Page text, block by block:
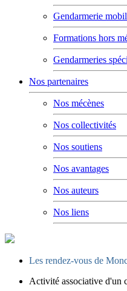
Gendarmerie
Formations hors
Gendarmeries
Nos partenaires
Nos mécènes
Nos collectivités
Nos soutiens
Nos avantages
Nos auteurs
Nos liens
Les rendez-vous de
Activité associative d'un